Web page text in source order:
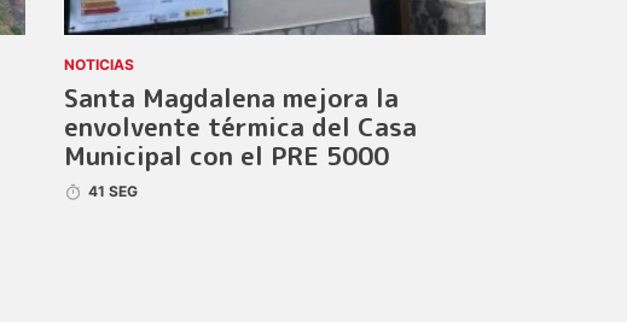
NOTICIAS
Santa Magdalena mejora la
envolvente térmica del Casa
Municipal con el PRE 5000
41 SEG